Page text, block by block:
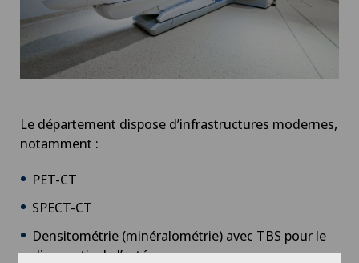
Le département dispose d’infrastructures modernes,
notamment :
PET-CT
SPECT-CT
Densitométrie (minéralométrie) avec TBS pour le
diagnostic de l’ostéoporose